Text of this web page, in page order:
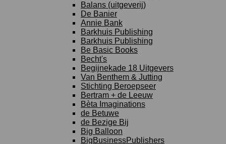
Balans (uitgeverij)
De Banier
Annie Bank
Barkhuis Publishing
Barkhuis Publishing
Be Basic Books
Becht's
Begijnekade 18 Uitgevers
Van Benthem & Jutting
Stichting Beroepseer
Bertram + de Leeuw
Bèta Imaginations
de Betuwe
de Bezige Bij
Big Balloon
BigBusinessPublishers